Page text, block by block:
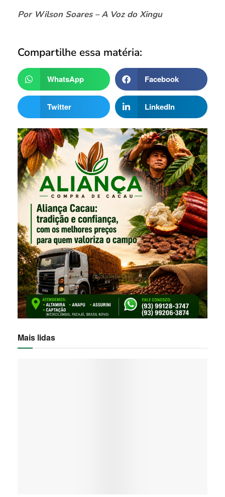
Por Wilson Soares – A Voz do Xingu
Compartilhe essa matéria:
WhatsApp Facebook
Twitter LinkedIn
Mais lidas